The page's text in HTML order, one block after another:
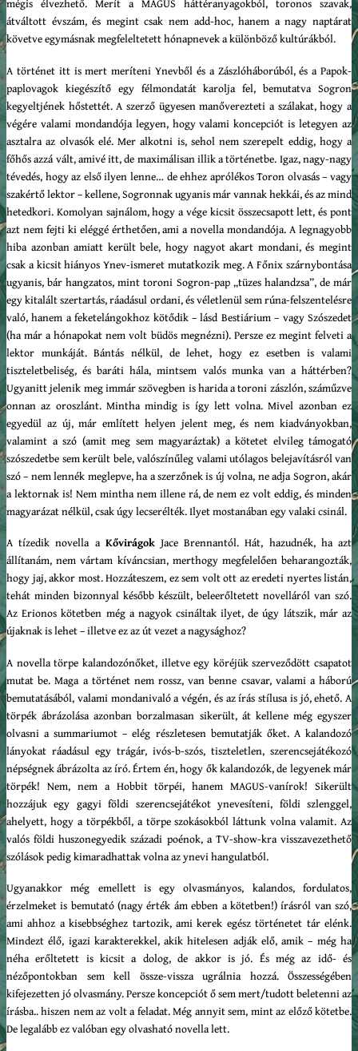
mégis élvezhető. Merít a MAGUS háttéranyagokból, toronos szavak,
átváltott évszám, és megint csak nem add-hoc, hanem a nagy naptárat
követve egymásnak megfeleltetett hónapnevek a különböző kultúrákból.
A történet itt is mert meríteni Ynevből és a Zászlóháborúból, és a Papok-
paplovagok kiegészítő egy félmondatát karolja fel, bemutatva Sogron
kegyeltjének hőstettét. A szerző ügyesen manőverezteti a szálakat, hogy a
végére valami mondandója legyen, hogy valami koncepciót is letegyen az
asztalra az olvasók elé. Mer alkotni is, sehol nem szerepelt eddig, hogy a
főhős azzá vált, amivé itt, de maximálisan illik a történetbe. Igaz, nagy-nagy
tévedés, hogy az első ilyen lenne… de ehhez aprólékos Toron olvasás – vagy
szakértő lektor – kellene, Sogronnak ugyanis már vannak hekkái, és az mind
hetedkori. Komolyan sajnálom, hogy a vége kicsit összecsapott lett, és pont
azt nem fejti ki eléggé érthetően, ami a novella mondandója. A legnagyobb
hiba azonban amiatt került bele, hogy nagyot akart mondani, és megint
csak a kicsit hiányos Ynev-ismeret mutatkozik meg. A Főnix szárnybontása
ugyanis, bár hangzatos, mint toroni Sogron-pap „tüzes halandzsa”, de már
egy kitalált szertartás, ráadásul ordani, és véletlenül sem rúna-felszentelésre
való, hanem a feketelángokhoz kötődik – lásd Bestiárium – vagy Szószedet
(ha már a hónapokat nem volt büdös megnézni). Persze ez megint felveti a
lektor munkáját. Bántás nélkül, de lehet, hogy ez esetben is valami
tiszteletbeliség, és baráti hála, mintsem valós munka van a háttérben?
Ugyanitt jelenik meg immár szövegben is harida a toroni zászlón, száműzve
onnan az oroszlánt. Mintha mindig is így lett volna. Mivel azonban ez
egyedül az új, már említett helyen jelent meg, és nem kiadványokban,
valamint a szó (amit meg sem magyaráztak) a kötetet elvileg támogató
szószedetbe sem került bele, valószínűleg valami utólagos belejavításról van
szó – nem lennék meglepve, ha a szerzőnek is új volna, ne adja Sogron, akár
a lektornak is! Nem mintha nem illene rá, de nem ez volt eddig, és minden
magyarázat nélkül, csak úgy lecserélték. Ilyet mostanában egy valaki csinál.
A tízedik novella a KővirágokJace Brennantól. Hát, hazudnék, ha azt
állítanám, nem vártam kíváncsian, merthogy megfelelően beharangozták,
hogy jaj, akkor most. Hozzáteszem, ez sem volt ott az eredeti nyertes listán,
tehát minden bizonnyal később készült, beleerőltetett novelláról van szó.
Az Erionos kötetben még a nagyok csináltak ilyet, de úgy látszik, már az
újaknak is lehet – illetve ez az út vezet a nagysághoz?
A novella törpe kalandozónőket, illetve egy köréjük szerveződött csapatot
mutat be. Maga a történet nem rossz, van benne csavar, valami a háború
bemutatásából, valami mondanivaló a végén, és az írás stílusa is jó, ehető. A
törpék ábrázolása azonban borzalmasan sikerült, át kellene még egyszer
olvasni a summariumot – elég részletesen bemutatják őket. A kalandozó
lányokat ráadásul egy trágár, ivós-b-szós, tiszteletlen, szerencsejátékozó
népségnek ábrázolta az író. Értem én, hogy ők kalandozók, de legyenek már
törpék! Nem, nem a Hobbit törpéi, hanem MAGUS-vanírok! Sikerült
hozzájuk egy gagyi földi szerencsejátékot ynevesíteni, földi szlenggel,
ahelyett, hogy a törpékből, a törpe szokásokból láttunk volna valamit. Az
valós földi huszonegyedik századi poénok, a TV-show-kra visszavezethető
szólások pedig kimaradhattak volna az ynevi hangulatból.
Ugyanakkor még emellett is egy olvasmányos, kalandos, fordulatos,
érzelmeket is bemutató (nagy érték ám ebben a kötetben!) írásról van szó,
ami ahhoz a kisebbséghez tartozik, ami kerek egész történetet tár elénk.
Mindezt élő, igazi karakterekkel, akik hitelesen adják elő, amik – még ha
néha erőltetett is kicsit a dolog, de akkor is jó. És még az idő- és
nézőpontokban sem kell össze-vissza ugrálnia hozzá. Összességében
kifejezetten jó olvasmány. Persze koncepciót ő sem mert/tudott beletenni az
írásba.. hiszen nem az volt a feladat. Még annyit sem, mint az előző kötetbe.
De legalább ez valóban egy olvasható novella lett.